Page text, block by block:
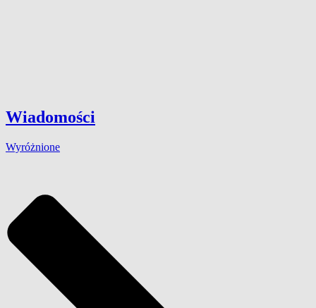
Wiadomości
Wyróżnione